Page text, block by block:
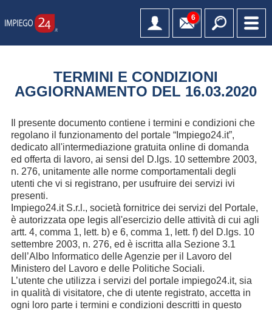
6
TERMINI E CONDIZIONI
AGGIORNAMENTO DEL 16.03.2020
Il presente documento contiene i termini e condizioni che
regolano il funzionamento del portale “Impiego24.it”,
dedicato all'intermediazione gratuita online di domanda
ed offerta di lavoro, ai sensi del D.lgs. 10 settembre 2003,
n. 276, unitamente alle norme comportamentali degli
utenti che vi si registrano, per usufruire dei servizi ivi
presenti.
Impiego24.it S.r.l., società fornitrice dei servizi del Portale,
è autorizzata ope legis all'esercizio delle attività di cui agli
artt. 4, comma 1, lett. b) e 6, comma 1, lett. f) del D.lgs. 10
settembre 2003, n. 276, ed è iscritta alla Sezione 3.1
dell’Albo Informatico delle Agenzie per il Lavoro del
Ministero del Lavoro e delle Politiche Sociali.
L’utente che utilizza i servizi del portale impiego24.it, sia
in qualità di visitatore, che di utente registrato, accetta in
ogni loro parte i termini e condizioni descritti in questo